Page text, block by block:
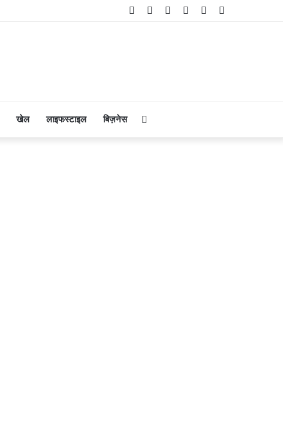
Telegram
Instagram
YouTube
Twitter
Facebook
खेल लाइफस्टाइल बिज़नेस